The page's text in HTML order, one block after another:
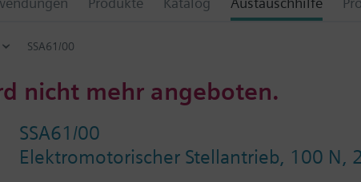
SSA61/00
nicht mehr angeboten.
SSA61/00
Elektromotorischer Stellantrieb, 100 N,